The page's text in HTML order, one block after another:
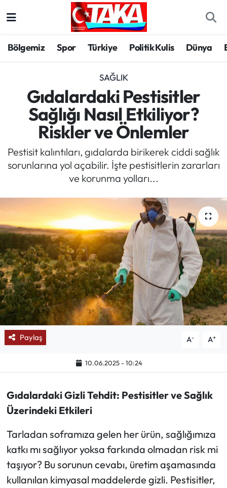
Bölgemiz Spor Türkiye Politik Kulis Dünya
SAĞLIK
Gıdalardaki Pestisitler
Sağlığı Nasıl Etkiliyor?
Riskler ve Önlemler
Pestisit kalıntıları, gıdalarda birikerek ciddi sağlık
sorunlarına yol açabilir. İşte pestisitlerin zararları
ve korunma yolları...
Paylaş A- A+
10.06.2025 - 10:24
Gıdalardaki Gizli Tehdit: Pestisitler ve Sağlık
Üzerindeki Etkileri
Tarladan soframıza gelen her ürün, sağlığımıza
katkı mı sağlıyor yoksa farkında olmadan risk mi
taşıyor? Bu sorunun cevabı, üretim aşamasında
kullanılan kimyasal maddelerde gizli. Pestisitler,
Spor
Türkiye
Kültür/Sanat
Politika
Politik Kulis
Magazin
Mektup Galeri
Röportaj
Manşet
Köşe Yazıları
Karikatür Galeri
BIK
ASTROLOJİ
Mektup Galeri
Ekonomi
Trabzon Hava Durumu
Trabzon Trafik Yoğunluk Haritası
Süper Lig Puan Durumu ve Fikstür
Tüm Manşetler
Son Dakika Haberleri